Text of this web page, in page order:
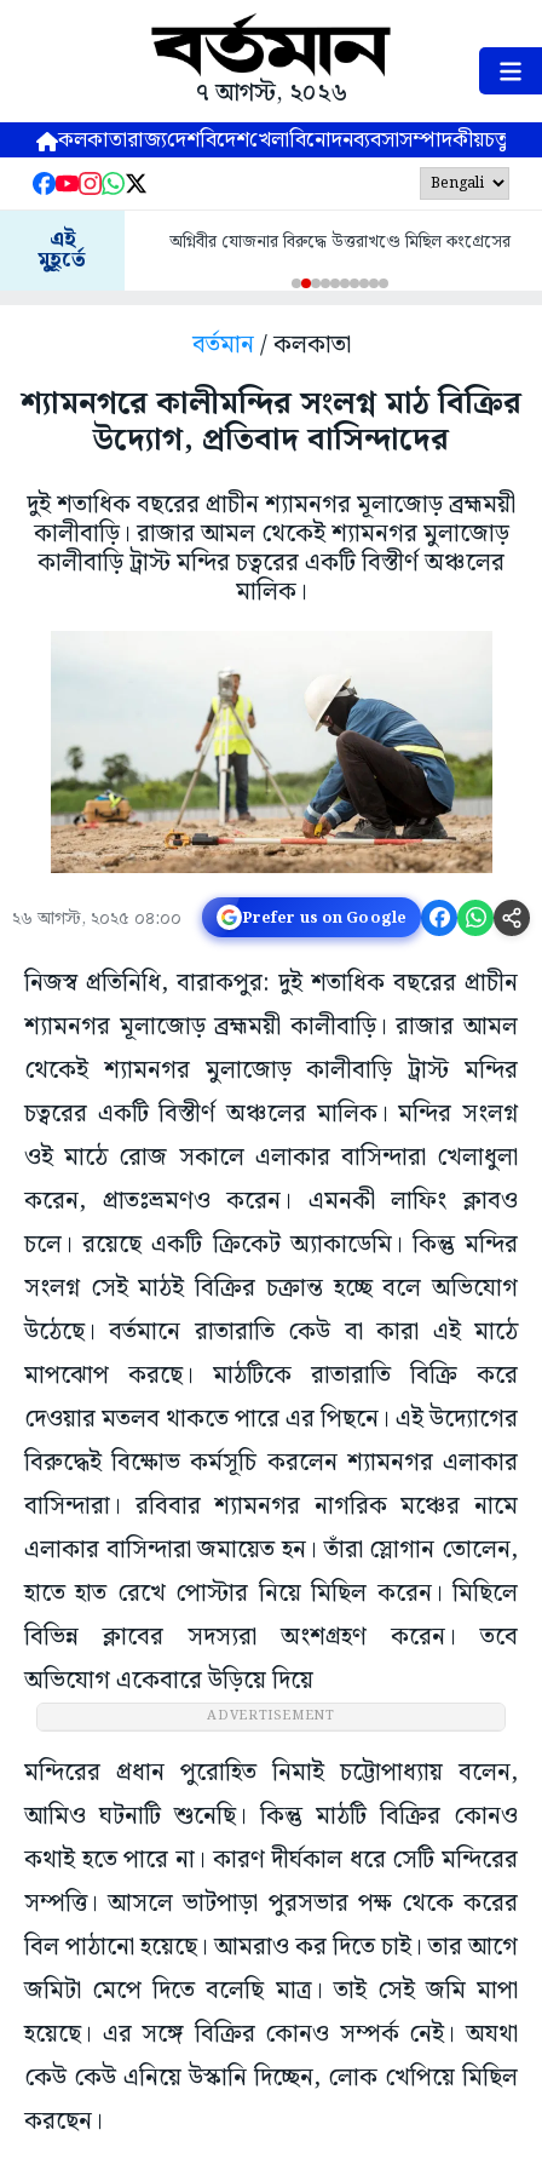
৭ আগস্ট, ২০২৬
কলকাতারাজ্যদেশবিদেশখেলাবিনোদনব্যবসাসম্পাদকীয়
এই
মুহূর্তে
অগ্নিবীর যোজনার বিরুদ্ধে উত্তরাখণ্ডে মিছিল কংগ্রেসের
বর্তমান/ কলকাতা
শ্যামনগরে কালীমন্দির সংলগ্ন মাঠ বিক্রির
উদ্যোগ, প্রতিবাদ বাসিন্দাদের
দুই শতাধিক বছরের প্রাচীন শ্যামনগর মূলাজোড় ব্রহ্মময়ী
কালীবাড়ি। রাজার আমল থেকেই শ্যামনগর মুলাজোড়
কালীবাড়ি ট্রাস্ট মন্দির চত্বরের একটি বিস্তীর্ণ অঞ্চলের
মালিক।
২৬ আগস্ট, ২০২৫ ০৪:০০ Prefer us on Google
নিজস্ব প্রতিনিধি, বারাকপুর: দুই শতাধিক বছরের প্রাচীন
শ্যামনগর মূলাজোড় ব্রহ্মময়ী কালীবাড়ি। রাজার আমল
থেকেই শ্যামনগর মুলাজোড় কালীবাড়ি ট্রাস্ট মন্দির
চত্বরের একটি বিস্তীর্ণ অঞ্চলের মালিক। মন্দির সংলগ্ন
ওই মাঠে রোজ সকালে এলাকার বাসিন্দারা খেলাধুলা
করেন, প্রাতঃভ্রমণও করেন। এমনকী লাফিং ক্লাবও
চলে। রয়েছে একটি ক্রিকেট অ্যাকাডেমি। কিন্তু মন্দির
সংলগ্ন সেই মাঠই বিক্রির চক্রান্ত হচ্ছে বলে অভিযোগ
উঠেছে। বর্তমানে রাতারাতি কেউ বা কারা এই মাঠে
মাপঝোপ করছে। মাঠটিকে রাতারাতি বিক্রি করে
দেওয়ার মতলব থাকতে পারে এর পিছনে। এই উদ্যোগের
বিরুদ্ধেই বিক্ষোভ কর্মসূচি করলেন শ্যামনগর এলাকার
বাসিন্দারা। রবিবার শ্যামনগর নাগরিক মঞ্চের নামে
এলাকার বাসিন্দারা জমায়েত হন। তাঁরা স্লোগান তোলেন,
হাতে হাত রেখে পোস্টার নিয়ে মিছিল করেন। মিছিলে
বিভিন্ন ক্লাবের সদস্যরা অংশগ্রহণ করেন। তবে
অভিযোগ একেবারে উড়িয়ে দিয়ে
ADVERTISEMENT
মন্দিরের প্রধান পুরোহিত নিমাই চট্টোপাধ্যায় বলেন,
আমিও ঘটনাটি শুনেছি। কিন্তু মাঠটি বিক্রির কোনও
কথাই হতে পারে না। কারণ দীর্ঘকাল ধরে সেটি মন্দিরের
সম্পত্তি। আসলে ভাটপাড়া পুরসভার পক্ষ থেকে করের
বিল পাঠানো হয়েছে। আমরাও কর দিতে চাই। তার আগে
জমিটা মেপে দিতে বলেছি মাত্র। তাই সেই জমি মাপা
হয়েছে। এর সঙ্গে বিক্রির কোনও সম্পর্ক নেই। অযথা
কেউ কেউ এনিয়ে উস্কানি দিচ্ছেন, লোক খেপিয়ে মিছিল
করছেন।